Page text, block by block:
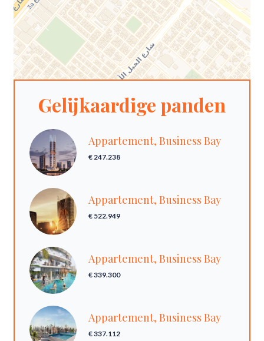
Gelijkaardige panden
Appartement, Business Bay
€ 247.238
Appartement, Business Bay
€ 522.949
Appartement, Business Bay
€ 339.300
Appartement, Business Bay
€ 337.112